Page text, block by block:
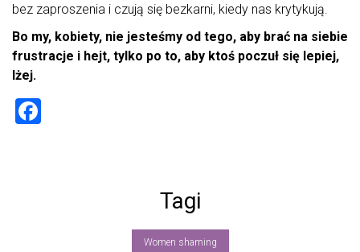
bez zaproszenia i czują się bezkarni, kiedy nas krytykują.
Bo my, kobiety, nie jesteśmy od tego, aby brać na siebie
frustracje i hejt, tylko po to, aby ktoś poczuł się lepiej,
lżej.
Tagi
Women shaming